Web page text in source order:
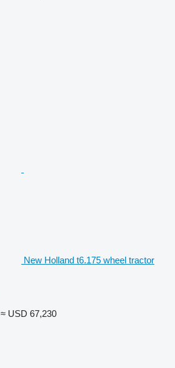
New Holland t6.175 wheel tractor
≈ USD 67,230